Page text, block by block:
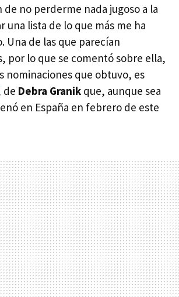
no perderme nada jugoso a la
una lista de lo que más me ha
Una de las que parecían
por lo que se comentó sobre ella,
nominaciones que obtuvo, es
de Debra Granik que, aunque sea
en España en febrero de este